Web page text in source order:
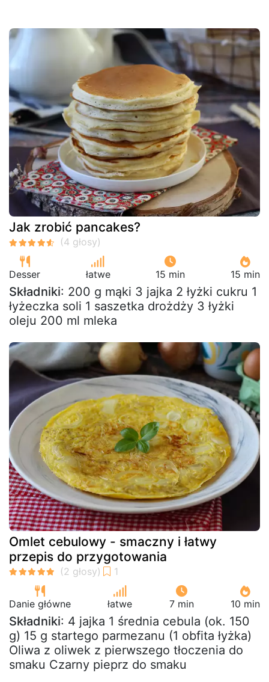
Jak zrobić pancakes?
Desser łatwe 15 min 15 min
Składniki: 200 g mąki 3 jajka 2 łyżki cukru 1
łyżeczka soli 1 saszetka drożdży 3 łyżki
oleju 200 ml mleka
Omlet cebulowy - smaczny i łatwy
przepis do przygotowania
Danie główne łatwe 7 min 10 min
Składniki: 4 jajka 1 średnia cebula (ok. 150
g) 15 g startego parmezanu (1 obfita łyżka)
Oliwa z oliwek z pierwszego tłoczenia do
smaku Czarny pieprz do smaku